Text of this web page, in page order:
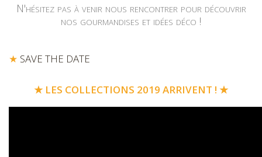
N'hésitez pas à venir nous rencontrer pour découvrir
nos gourmandises et idées déco !
★ SAVE THE DATE
★ LES COLLECTIONS 2019 ARRIVENT ! ★